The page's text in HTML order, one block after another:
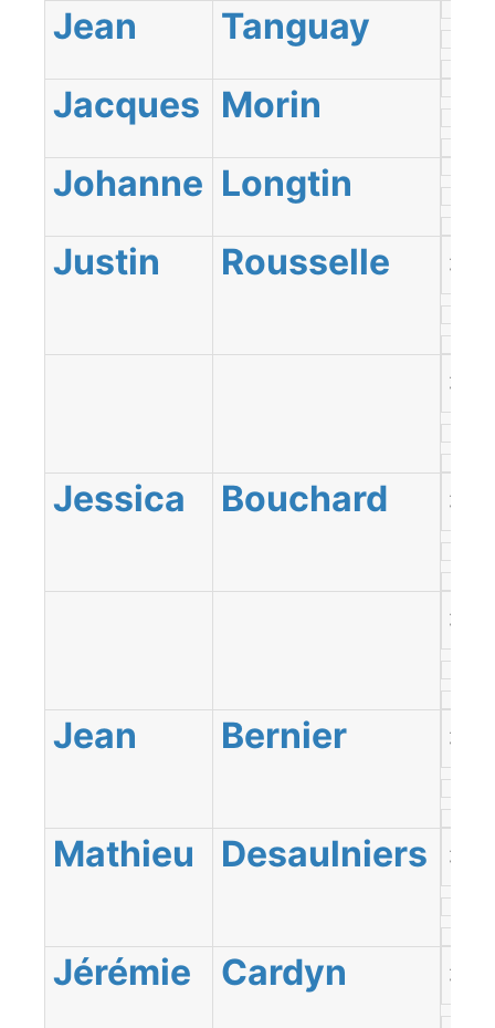
Jean
Tanguay
Jacques Morin
Johanne Longtin
Justin
Rousselle
Jessica Bouchard
Jean Bernier
Mathieu Desaulniers
Jérémie Cardyn